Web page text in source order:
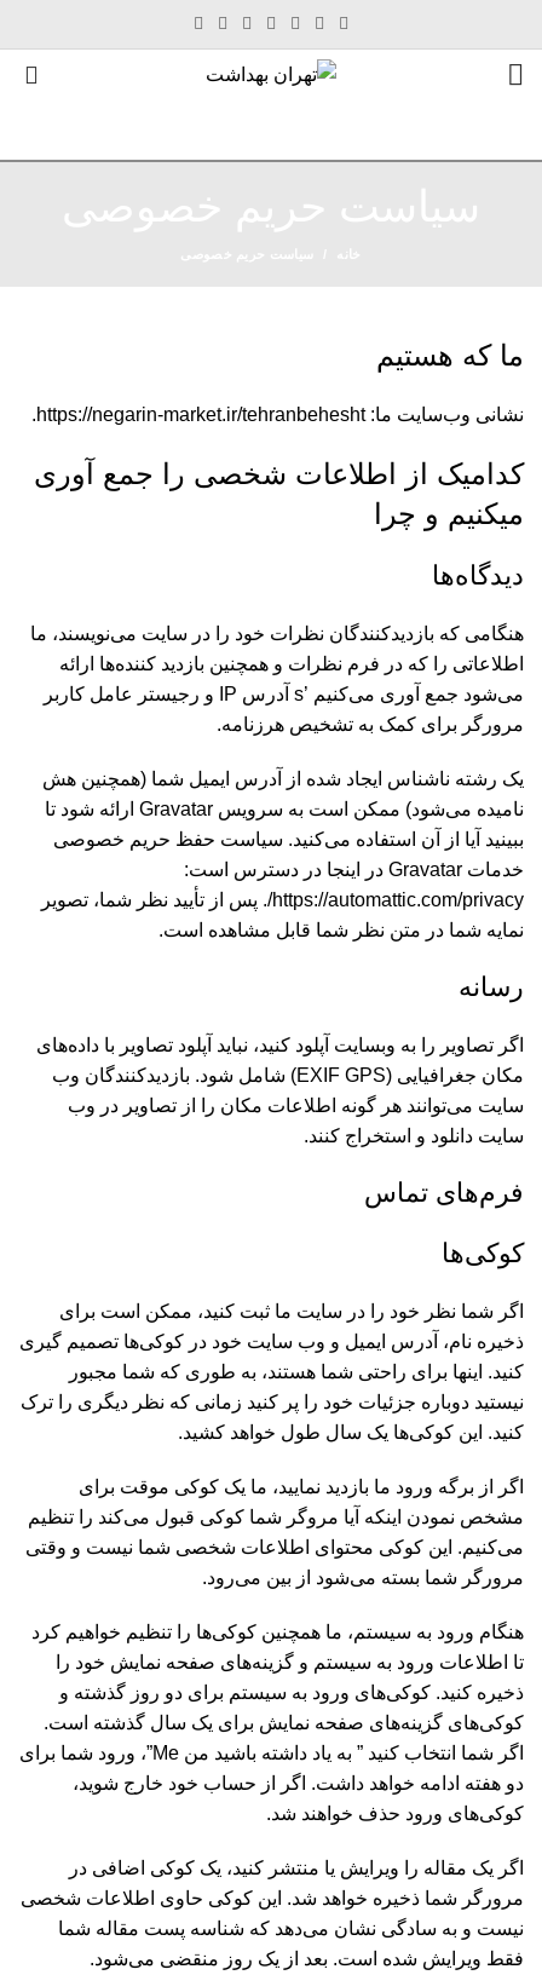
ما که هستیم
نشانی وب‌سایت ما: https://negarin-market.ir/tehranbehesht.
کدامیک از اطلاعات شخصی را جمع آوری
میکنیم و چرا
دیدگاه‌ها
هنگامی که بازدیدکنندگان نظرات خود را در سایت می‌نویسند، ما
اطلاعاتی را که در فرم نظرات و همچنین بازدید کننده‌ها ارائه
می‌شود جمع آوری می‌کنیم ’s آدرس IP و رجیستر عامل کاربر
مرورگر برای کمک به تشخیص هرزنامه.
یک رشته ناشناس ایجاد شده از آدرس ایمیل شما (همچنین هش
نامیده می‌شود) ممکن است به سرویس Gravatar ارائه شود تا
ببینید آیا از آن استفاده می‌کنید. سیاست حفظ حریم خصوصی
خدمات Gravatar در اینجا در دسترس است:
https://automattic.com/privacy/. پس از تأیید نظر شما، تصویر
نمایه شما در متن نظر شما قابل مشاهده است.
رسانه
اگر تصاویر را به وبسایت آپلود کنید، نباید آپلود تصاویر با داده‌های
مکان جغرافیایی (EXIF GPS) شامل شود. بازدیدکنندگان وب
سایت می‌توانند هر گونه اطلاعات مکان را از تصاویر در وب
سایت دانلود و استخراج کنند.
فرم‌های تماس
کوکی‌ها
اگر شما نظر خود را در سایت ما ثبت کنید، ممکن است برای
ذخیره نام، آدرس ایمیل و وب سایت خود در کوکی‌ها تصمیم گیری
کنید. اینها برای راحتی شما هستند، به طوری که شما مجبور
نیستید دوباره جزئیات خود را پر کنید زمانی که نظر دیگری را ترک
کنید. این کوکی‌ها یک سال طول خواهد کشید.
اگر از برگه ورود ما بازدید نمایید، ما یک کوکی موقت برای
مشخص نمودن اینکه آیا مروگر شما کوکی قبول می‌کند را تنظیم
می‌کنیم. این کوکی محتوای اطلاعات شخصی شما نیست و وقتی
مرورگر شما بسته می‌شود از بین می‌رود.
هنگام ورود به سیستم، ما همچنین کوکی‌ها را تنظیم خواهیم کرد
تا اطلاعات ورود به سیستم و گزینه‌های صفحه نمایش خود را
ذخیره کنید. کوکی‌های ورود به سیستم برای دو روز گذشته و
کوکی‌های گزینه‌های صفحه نمایش برای یک سال گذشته است.
اگر شما انتخاب کنید ” به یاد داشته باشید من Me”، ورود شما برای
دو هفته ادامه خواهد داشت. اگر از حساب خود خارج شوید،
کوکی‌های ورود حذف خواهند شد.
اگر یک مقاله را ویرایش یا منتشر کنید، یک کوکی اضافی در
مرورگر شما ذخیره خواهد شد. این کوکی حاوی اطلاعات شخصی
نیست و به سادگی نشان می‌دهد که شناسه پست مقاله شما
فقط ویرایش شده است. بعد از یک روز منقضی می‌شود.